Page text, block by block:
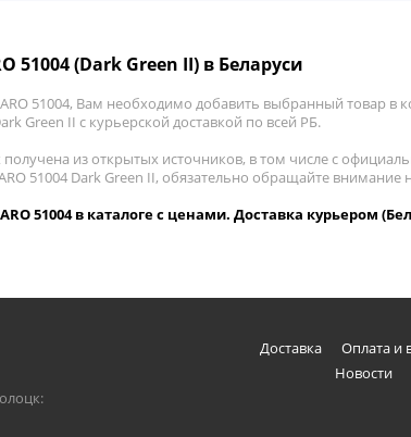
51004 (Dark Green II) в Беларуси
51004, Вам необходимо добавить выбранный товар в
Green II с курьерской доставкой по всей РБ.
из открытых источников, в том числе с
51004 Dark Green II, обязательно обращайте
51004 в каталоге с ценами. Доставка курьером
Доставка Оплата и
Новости